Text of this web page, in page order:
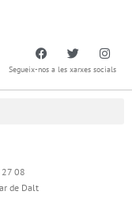
Segueix-nos a les xarxes socials
08
de Dalt